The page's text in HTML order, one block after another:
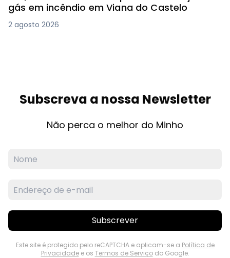
gás em incêndio em Viana do Castelo
2 agosto 2026
Subscreva a nossa Newsletter
Não perca o melhor do Minho
Subscrever
Este site é protegido pelo reCAPTCHA e aplicam-se a Política de
Privacidadee os Termos de Serviçodo Google.